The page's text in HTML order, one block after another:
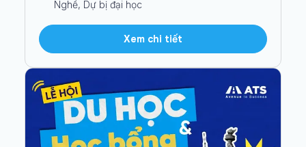
Nghề, Dự bị đại học
Xem chi tiết